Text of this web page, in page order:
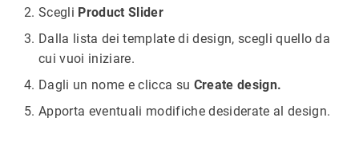
Scegli Product Slider
Dalla lista dei template di design, scegli quello da
cui vuoi iniziare.
Dagli un nome e clicca su Create design.
Apporta eventuali modifiche desiderate al design.